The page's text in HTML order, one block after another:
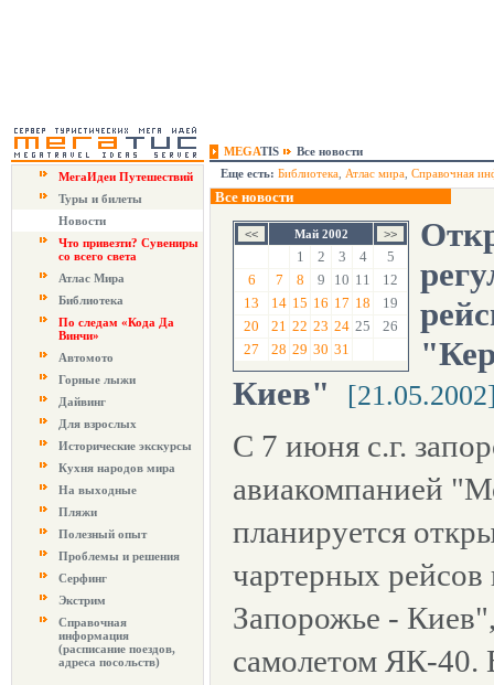
MEGATIS
Все новости
МегаИдеи Путешествий
Туры и билеты
Новости
Что привезти? Сувениры
со всего света
Атлас Мира
Библиотека
По следам «Кода Да
Винчи»
Автомото
Горные лыжи
Дайвинг
Для взрослых
Исторические экскурсы
Кухня народов мира
На выходные
Пляжи
Полезный опыт
Проблемы и решения
Серфинг
Экстрим
Справочная
информация
(расписание поездов,
адреса посольств)
Еще есть: Библиотека Атлас мира Справочная
Все новости
Май 2002
1 2 3 4
5
6
7 8 9 10 11
12
13
14 15 16 17 18
19
20
21 22 23 24 25
26
27
28 29 30 31
Киев"
С 7 июня с.г.
авиакомпанией
планируется
чартерных
Запорожье -
самолетом ЯК-40.